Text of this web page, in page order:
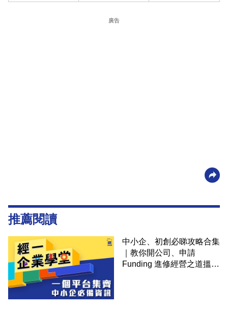
廣告
推薦閱讀
中小企、初創必睇攻略合集
｜教你開公司、申請
Funding 進修經營之道搵大